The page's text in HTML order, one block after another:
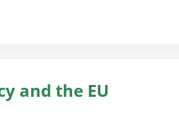
and the EU